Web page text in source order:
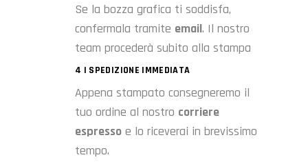
Se la bozza grafica ti soddisfa,
confermala tramite email. Il nostro
team procederà subito alla stampa
4 | SPEDIZIONE IMMEDIATA
Appena stampato consegneremo il
tuo ordine al nostro corriere
espresso e lo riceverai in brevissimo
tempo.